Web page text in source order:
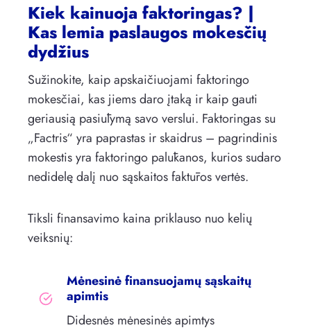
Kiek kainuoja faktoringas? |
Kas lemia paslaugos mokesčių
dydžius
Sužinokite, kaip apskaičiuojami faktoringo
mokesčiai, kas jiems daro įtaką ir kaip gauti
geriausią pasiūlymą savo verslui. Faktoringas su
„Factris“ yra paprastas ir skaidrus – pagrindinis
mokestis yra faktoringo palūkanos, kurios sudaro
nedidelę dalį nuo sąskaitos faktūros vertės.
Tiksli finansavimo kaina priklauso nuo kelių
veiksnių:
Mėnesinė finansuojamų sąskaitų
apimtis
Didesnės mėnesinės apimtys